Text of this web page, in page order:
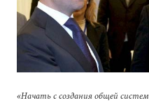
«Начать с создания общей